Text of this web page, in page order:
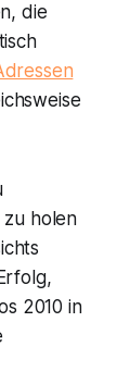
die
zu holen
2010 in